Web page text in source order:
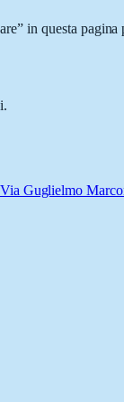
in questa pagina
Via Guglielmo